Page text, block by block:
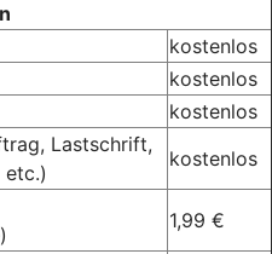
kostenlos
kostenlos
kostenlos
Lastschrift,
etc.)
kostenlos
1,99 €